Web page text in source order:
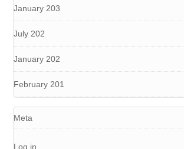
January 203
July 202
January 202
February 201
Meta
Log in